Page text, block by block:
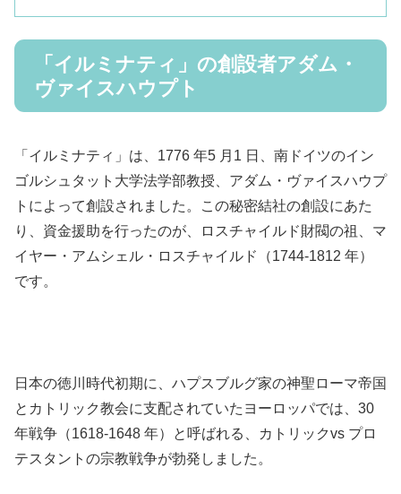
「イルミナティ」の創設者アダム・
ヴァイスハウプト
「イルミナティ」は、1776 年5 月1 日、南ドイツのイン
ゴルシュタット大学法学部教授、アダム・ヴァイスハウプ
トによって創設されました。この秘密結社の創設にあた
り、資金援助を行ったのが、ロスチャイルド財閥の祖、マ
イヤー・アムシェル・ロスチャイルド（1744-1812 年）
です。
日本の徳川時代初期に、ハプスブルグ家の神聖ローマ帝国
とカトリック教会に支配されていたヨーロッパでは、30
年戦争（1618-1648 年）と呼ばれる、カトリックvs プロ
テスタントの宗教戦争が勃発しました。